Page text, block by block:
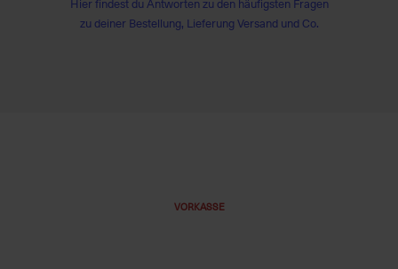
zu deiner Bestellung, Lieferung Versand und Co.
VORKASSE